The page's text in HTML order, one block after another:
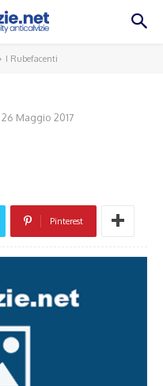
I Rubefacenti
26 Maggio 2017
Pinterest